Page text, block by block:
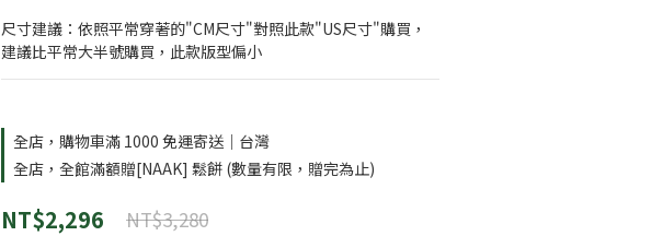
尺寸建議：依照平常穿著的"CM尺寸"對照此款"US尺寸"購買，
建議比平常大半號購買，此款版型偏小
全店，購物車滿 1000 免運寄送｜台灣
全店，全館滿額贈[NAAK] 鬆餅 (數量有限，贈完為止)
NT$2,296 NT$3,280